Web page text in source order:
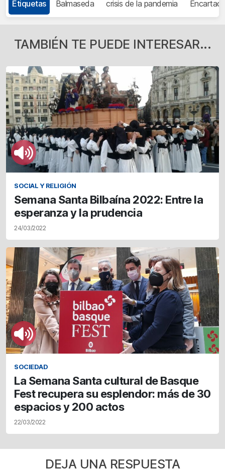
Etiquetas Balmaseda crisis de la pandemia
TAMBIÉN TE PUEDE INTERESAR...
SOCIAL Y RELIGIÓN
Semana Santa Bilbaína 2022: Entre la
esperanza y la prudencia
24/03/2022
SOCIEDAD
La Semana Santa cultural de Basque
Fest recupera su esplendor: más de 30
espacios y 200 actos
22/03/2022
DEJA UNA RESPUESTA